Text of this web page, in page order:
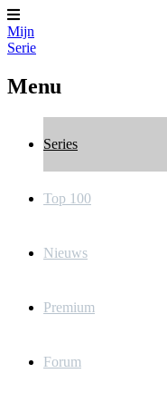
Mijn
Serie
Menu
Series
Top 100
Nieuws
Premium
Forum